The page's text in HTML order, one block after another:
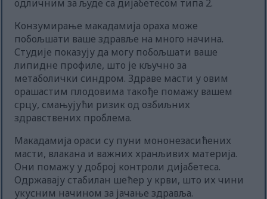
одличним за људе са дијабетесом типа 2.
Конзумирање макадамија ораха може
побољшати ваше здравље на много начина.
Студије показују да могу побољшати ваше
липидне профиле, што је кључно за
метаболички синдром. Здраве масти у овим
орашастим плодовима такође помажу вашем
срцу, смањујући ризик од озбиљних
здравствених проблема.
Макадамија ораси су пуни мононезасићених
масти, влакана и важних хранљивих материја.
Они помажу у доброј контроли дијабетеса.
Одржавају стабилан шећер у крви, што их чини
укусним начином за јачање здравља.